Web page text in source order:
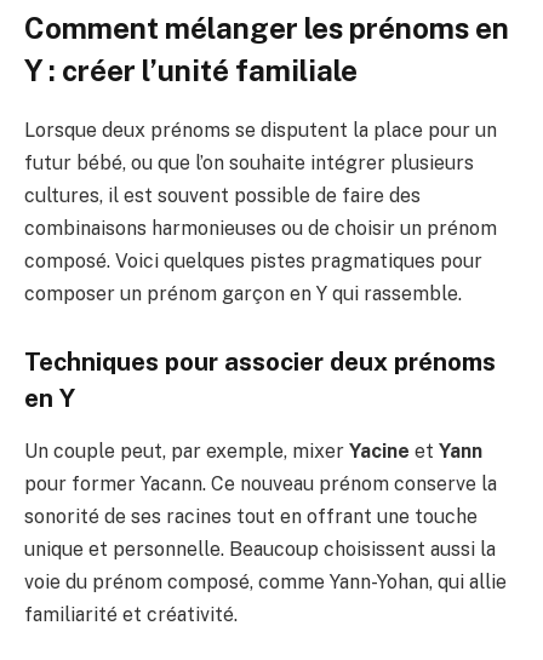
Comment mélanger les prénoms en
Y : créer l’unité familiale
Lorsque deux prénoms se disputent la place pour un
futur bébé, ou que l’on souhaite intégrer plusieurs
cultures, il est souvent possible de faire des
combinaisons harmonieuses ou de choisir un prénom
composé. Voici quelques pistes pragmatiques pour
composer un prénom garçon en Y qui rassemble.
Techniques pour associer deux prénoms
en Y
Un couple peut, par exemple, mixer Yacine et Yann
pour former Yacann. Ce nouveau prénom conserve la
sonorité de ses racines tout en offrant une touche
unique et personnelle. Beaucoup choisissent aussi la
voie du prénom composé, comme Yann-Yohan, qui allie
familiarité et créativité.